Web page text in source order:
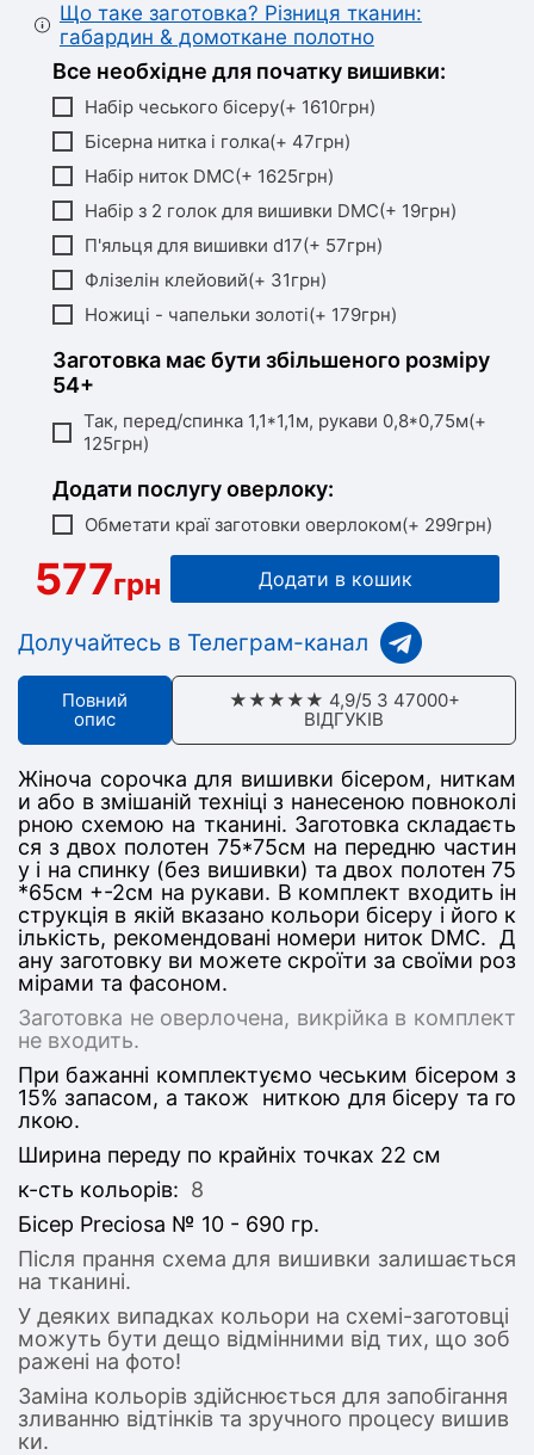
Що таке заготовка? Різниця тканин:
габардин & домоткане полотно
Все необхідне для початку вишивки:
Набір чеського бісеру(+ 1610грн)
Бісерна нитка і голка(+ 47грн)
Набір ниток DMC(+ 1625грн)
Набір з 2 голок для вишивки DMC(+ 19грн)
П'яльця для вишивки d17(+ 57грн)
Флізелін клейовий(+ 31грн)
Ножиці - чапельки золоті(+ 179грн)
Заготовка має бути збільшеного розміру
54+
Так, перед/спинка 1,1*1,1м, рукави 0,8*0,75м(+
125грн)
Додати послугу оверлоку:
Обметати краї заготовки оверлоком(+ 299грн)
577грн Додати в кошик
Долучайтесь в Телеграм-канал
Повний
опис
★★★★★ 4,9/5 З 47000+
ВІДГУКІВ
Жіноча сорочка для вишивки бісером, ниткам
и або в змішаній техніці з нанесеною повноколі
рною схемою на тканині. Заготовка складаєть
ся з двох полотен 75*75см на передню частин
у і на спинку (без вишивки) та двох полотен 75
*65см +-2см на рукави. В комплект входить ін
струкція в якій вказано кольори бісеру і його к
ількість, рекомендовані номери ниток DMC. Д
ану заготовку ви можете скроїти за своїми роз
мірами та фасоном.
Заготовка не оверлочена, викрійка в комплект
не входить.
При бажанні комплектуємо чеським бісером з
15% запасом, а також ниткою для бісеру та го
лкою.
Ширина переду по крайніх точках 22 см
к-сть кольорів: 8
Бісер Preciosa № 10 - 690 гр.
Після прання схема для вишивки залишається
на тканині.
У деяких випадках кольори на схемі-заготовці
можуть бути дещо відмінними від тих, що зоб
ражені на фото!
Заміна кольорів здійснюється для запобігання
зливанню відтінків та зручного процесу вишив
ки.